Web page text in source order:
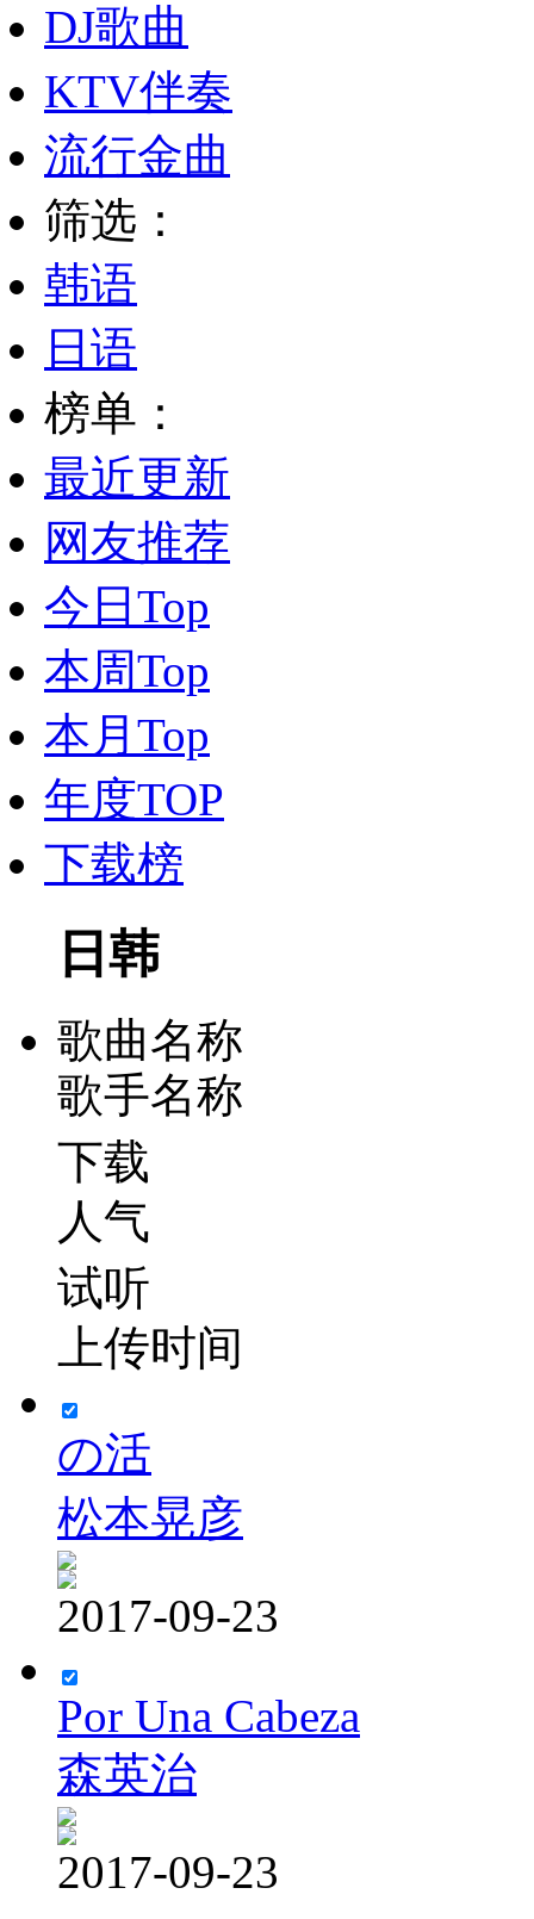
DJ歌曲
KTV伴奏
流行金曲
筛选：
韩语
日语
榜单：
最近更新
网友推荐
今日Top
本周Top
本月Top
年度TOP
下载榜
日韩
歌曲名称
歌手名称
下载
人气
试听
上传时间
の活
松本晃彦
2017-09-23
Por Una Cabeza
森英治
2017-09-23